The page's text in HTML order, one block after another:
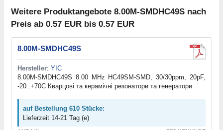
Weitere Produktangebote 8.00M-SMDHC49S nach
Preis ab 0.57 EUR bis 0.57 EUR
8.00M-SMDHC49S
Hersteller: YIC
8.00M-SMDHC49S 8.00 MHz HC49SM-SMD, 30/30ppm, 20pF,
-20..+70C Кварцові та керамічні резонатори та генератори
auf Bestellung 610 Stücke:
Lieferzeit 14-21 Tag (e)